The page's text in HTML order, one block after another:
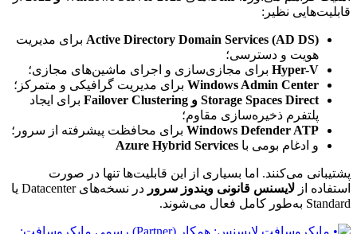
قابلیت‌هایی نظیر:
Active Directory Domain Services (AD DS) برای مدیریت
هویت و دسترسی؛
Hyper-V برای مجازی‌سازی و اجرای ماشین‌های مجازی؛
Windows Admin Center برای مدیریت گرافیکی و متمرکز؛
Storage Spaces Direct و Failover Clustering
برای ایجاد
پلتفرم ذخیره‌سازی مقاوم؛
Windows Defender ATP برای محافظت پیشرفته از سرور؛
و ادغام بومی با Azure Hybrid Services
پشتیبانی می‌کنند. اما بسیاری از این قابلیت‌ها تنها در صورت
استفاده از لایسنس قانونی ویندوز سرور
در نسخه‌های Datacenter یا
Standard به‌طور کامل فعال می‌شوند.